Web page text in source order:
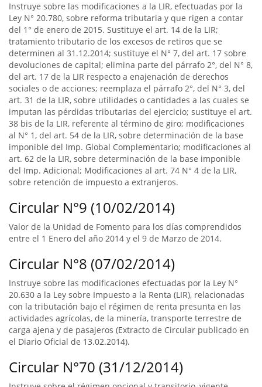
Instruye sobre las modificaciones a la LIR, efectuadas por la
Ley N° 20.780, sobre reforma tributaria y que rigen a contar
del 1° de enero de 2015. Sustituye el art. 14 de la LIR;
tratamiento tributario de los excesos de retiros que se
determinen al 31.12.2014; sustituye el N° 7, del art. 17 sobre
devoluciones de capital; elimina parte del párrafo 2°, del N° 8,
del art. 17 de la LIR respecto a enajenación de derechos
sociales o de acciones; reemplaza el párrafo 2°, del N° 3, del
art. 31 de la LIR, sobre utilidades o cantidades a las cuales se
imputan las pérdidas tributarias del ejercicio; sustituye el art.
38 bis de la LIR, referente al término de giro; modificaciones
al N° 1, del art. 54 de la LIR, sobre determinación de la base
imponible del Imp. Global Complementario; modificaciones al
art. 62 de la LIR, sobre determinación de la base imponible
del Imp. Adicional; Modificaciones al art. 74 N° 4 de la LIR,
sobre retención de impuesto a extranjeros.
Circular N°9 (10/02/2014)
Valor de la Unidad de Fomento para los días comprendidos
entre el 1 Enero del año 2014 y el 9 de Marzo de 2014.
Circular N°8 (07/02/2014)
Instruye sobre las modificaciones efectuadas por la Ley N°
20.630 a la Ley sobre Impuesto a la Renta (LIR), relacionadas
con la tributación bajo el régimen de renta presunta en las
actividades agrícolas, de la minería, transporte terrestre de
carga ajena y de pasajeros (Extracto de Circular publicado en
el Diario Oficial de 13.02.2014).
Circular N°70 (31/12/2014)